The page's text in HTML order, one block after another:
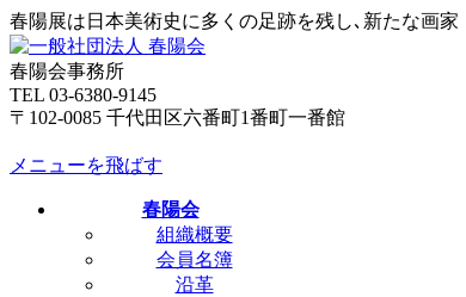
春陽展は日本美術史に多くの足跡を残し､新たな画家
春陽会事務所
TEL 03-6380-9145
〒102-0085 千代田区六番町1番町一番館
メニューを飛ばす
春陽会
組織概要
会員名簿
沿革